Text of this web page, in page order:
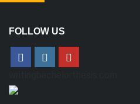
FOLLOW US